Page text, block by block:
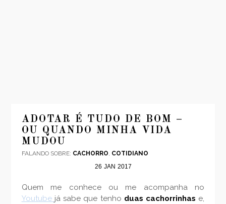
MODA
VIAGENS
LOOKS
CONTATO
ADOTAR É TUDO DE BOM –
OU QUANDO MINHA VIDA
MUDOU
FALANDO SOBRE: CACHORRO, COTIDIANO
26 JAN 2017
Quem me conhece ou me acompanha no
Youtube já sabe que tenho duas cachorrinhas e,